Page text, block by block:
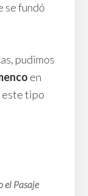
se fundó
pudimos
en
este tipo
el Pasaje